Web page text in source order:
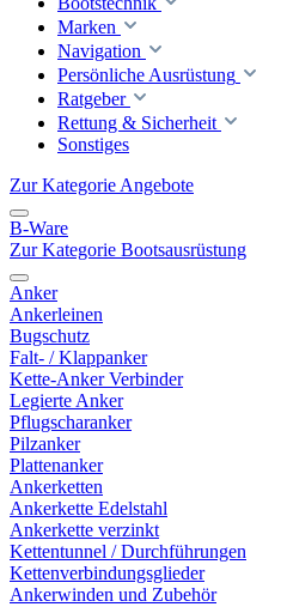
Marken
Navigation
Persönliche Ausrüstung
Ratgeber
Rettung & Sicherheit
Sonstiges
Zur Kategorie Angebote
B-Ware
Zur Kategorie Bootsausrüstung
Anker
Ankerleinen
Bugschutz
Falt- / Klappanker
Kette-Anker Verbinder
Legierte Anker
Pflugscharanker
Pilzanker
Plattenanker
Ankerketten
Ankerkette Edelstahl
Ankerkette verzinkt
Kettentunnel / Durchführungen
Kettenverbindungsglieder
Ankerwinden und Zubehör